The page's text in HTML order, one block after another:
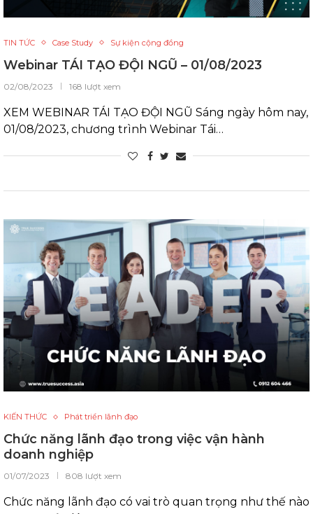
TIN TỨC Case Study Sự kiện cộng đồng
Webinar TÁI TẠO ĐỘI NGŨ – 01/08/2023
02/08/2023 168 lượt xem
XEM WEBINAR TÁI TẠO ĐỘI NGŨ Sáng ngày hôm nay,
01/08/2023, chương trình Webinar Tái…
KIẾN THỨC Phát triển lãnh đạo
Chức năng lãnh đạo trong việc vận hành
doanh nghiệp
01/07/2023 808 lượt xem
Chức năng lãnh đạo có vai trò quan trọng như thế nào